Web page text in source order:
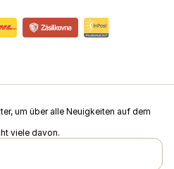
um über alle Neuigkeiten auf dem
viele davon.